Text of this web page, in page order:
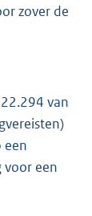
zover de
van
een
voor een